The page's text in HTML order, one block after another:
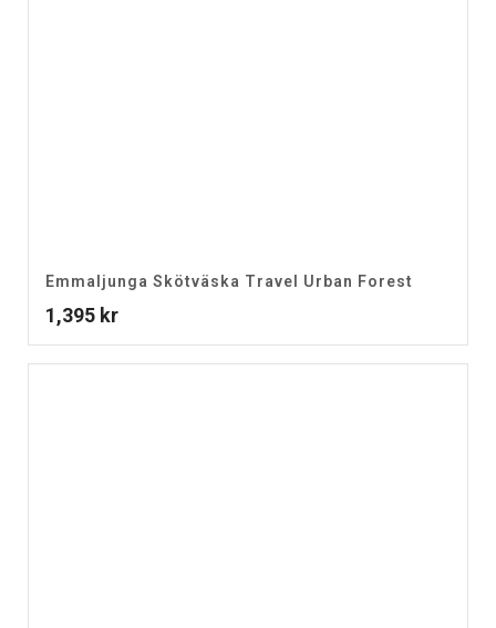
Emmaljunga Skötväska Travel Urban Forest
1,395 kr